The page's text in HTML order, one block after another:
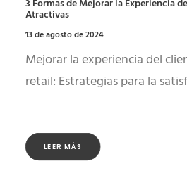
3 Formas de Mejorar la Experiencia
Atractivas
13 de agosto de 2024
Mejorar la experiencia del
retail: Estrategias para la
LEER MÁS